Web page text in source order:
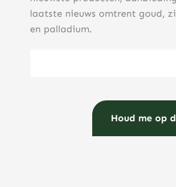
laatste nieuws omtrent goud,
en palladium.